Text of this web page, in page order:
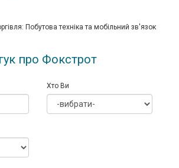
Побутова техніка та мобільний зв'язок
про Фокстрот
Хто Ви